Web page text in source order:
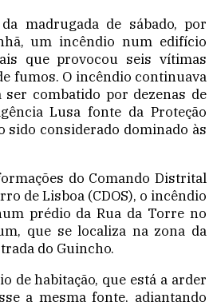
madrugada de sábado, por
um incêndio num edifício
que provocou seis vítimas
fumos. O incêndio continuava
combatido por dezenas de
Lusa fonte da Proteção
sido considerado dominado às
do Comando Distrital
de Lisboa (CDOS), o incêndio
prédio da Rua da Torre no
que se localiza na zona da
do Guincho.
de habitação, que está a arder
a mesma fonte, adiantando